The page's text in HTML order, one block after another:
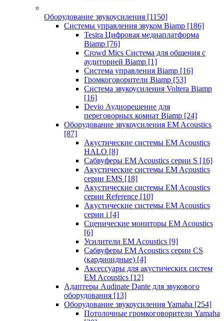
Оборудование звукоусиления [1150]
Системы управления звуком Biamp [186]
Tesira Цифровая медиаплатформа
Biamp [76]
Crowd Mics Система для общения с
аудиторией Biamp [1]
Система управления Biamp [16]
Громкоговорители Biamp [53]
Система звукоусиления Voltera Biamp
[16]
Devio Аудиорешение для
переговорных комнат Biamp [24]
Оборудование звукоусиления EM Acoustics
[87]
Акустические системы EM Acoustics
HALO [8]
Сабвуферы EM Acoustics серии S [16]
Акустические системы EM Acoustics
серии EMS [18]
Акустические системы EM Acoustics
серии Reference [10]
Акустические системы EM Acoustics
серии i [4]
Сценические мониторы EM Acoustics
[6]
Усилители EM Acoustics [9]
Сабвуферы EM Acoustics серии CS
(кардиоидные) [4]
Аксессуары для акустических систем
EM Acoustics [12]
Адаптеры Audinate Dante для звукового
оборудования [13]
Оборудование звукоусиления Yamaha [254]
Потолочные громкоговорители Yamaha